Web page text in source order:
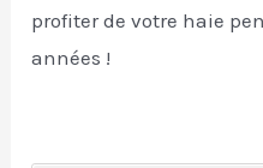
profiter de votre haie
années !